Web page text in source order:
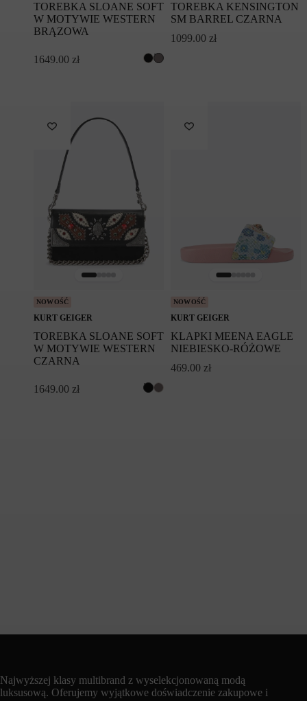
TOREBKA SLOANE SOFT
W MOTYWIE WESTERN
BRĄZOWA
1649.00 zł
TOREBKA KENSINGTON
SM BARREL CZARNA
1099.00 zł
NOWOŚĆ
KURT GEIGER
TOREBKA SLOANE SOFT
W MOTYWIE WESTERN
CZARNA
1649.00 zł
NOWOŚĆ
KURT GEIGER
KLAPKI MEENA EAGLE
NIEBIESKO-RÓŻOWE
469.00 zł
Najwyższej klasy multibrand z wyselekcjonowaną modą
luksusową. Oferujemy wyjątkowe doświadczenie zakupowe i